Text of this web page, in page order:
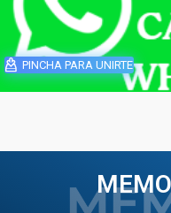
PINCHA PARA UNIRTE